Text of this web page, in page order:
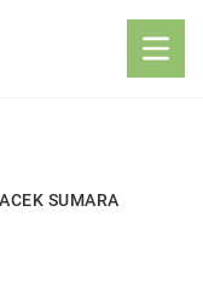
SUMARA